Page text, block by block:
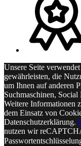
Unsere Seite
gewährleisten, die
um Ihnen auf anderen
Suchmaschinen, Social
Weitere Informationen
dem Einsatz von
Datenschutzerklärung.
nutzen wir